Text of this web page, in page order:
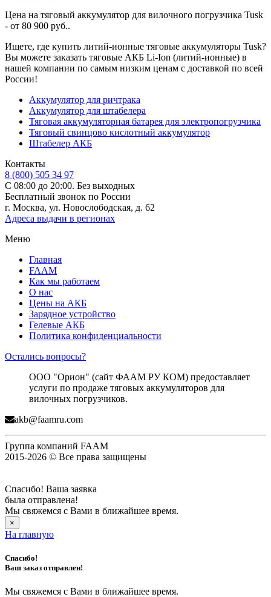
Цена на тяговый аккумулятор для вилочного погрузчика Tusk
- от 80 900 руб..
Ищете, где купить литий-ионные тяговые аккумуляторы Tusk?
Вы можете заказать тяговые АКБ Li-Ion (литий-ионные) в
нашей компании по самым низким ценам с доставкой по всей
России!
Аккумулятор для ричтрака
Аккумулятор для штабелера
Тяговая аккумуляторная батарея для электропогрузчика
Тяговый свинцово кислотный аккумулятор
Штабелер АКБ
Контакты
8 (800) 505 34 97
С 08:00 до 20:00. Без выходных
Бесплатный звонок по России
г. Москва, ул. Новослободская, д. 62
Адреса выдачи в регионах
Меню
Главная
FAAM
Как мы работаем
О нас
Цены на АКБ
Зарядное устройство
Гелевые АКБ
Политика конфиденциальности
Остались вопросы?
ООО "Орион" (сайт ФААМ РУ КОМ) предоставляет
услуги по продаже тяговых аккумуляторов для
вилочных погрузчиков.
akb@faamru.com
Группа компаний FAAM
2015-2026 © Все права защищены
Спасибо! Ваша заявка
была отправлена!
Мы свяжемся с Вами в ближайшее время.
×
На главную
Спасибо!
Ваш заказ отправлен!
Мы свяжемся с Вами в ближайшее время.